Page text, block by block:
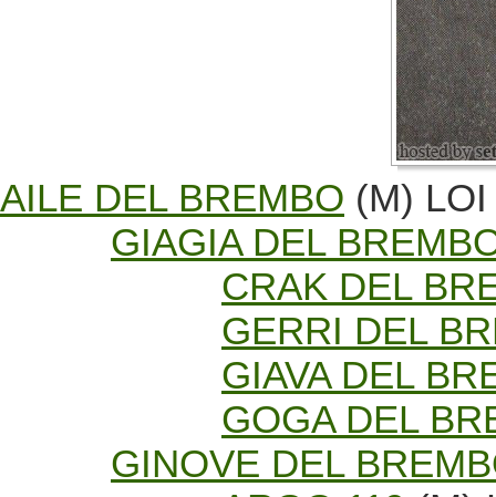
AILE DEL BREMBO (M)
GIAGIA DEL
CRAK DEL
GERRI DEL
GIAVA DEL
GOGA DEL
GINOVE DEL